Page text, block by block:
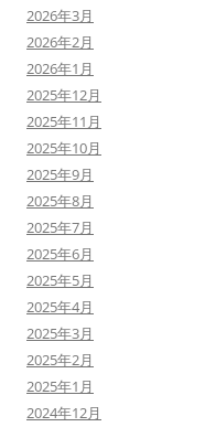
2026年3月
2026年2月
2026年1月
2025年12月
2025年11月
2025年10月
2025年9月
2025年8月
2025年7月
2025年6月
2025年5月
2025年4月
2025年3月
2025年2月
2025年1月
2024年12月